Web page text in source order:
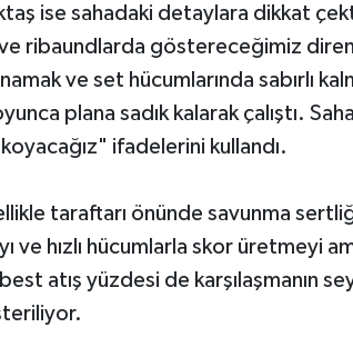
ise sahadaki detaylara dikkat
ribaundlarda göstereceğimiz
ve set hücumlarında sabırlı
plana sadık kalarak çalıştı.
ifadelerini kullandı.
taraftarı önünde savunma
ve hızlı hücumlarla skor üretmeyi
atış yüzdesi de karşılaşmanın